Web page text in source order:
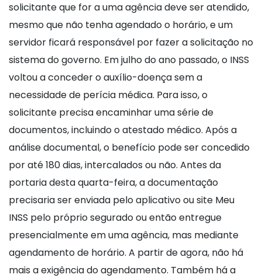
solicitante que for a uma agência deve ser atendido,
mesmo que não tenha agendado o horário, e um
servidor ficará responsável por fazer a solicitação no
sistema do governo. Em julho do ano passado, o INSS
voltou a conceder o auxílio-doença sem a
necessidade de perícia médica. Para isso, o
solicitante precisa encaminhar uma série de
documentos, incluindo o atestado médico. Após a
análise documental, o benefício pode ser concedido
por até 180 dias, intercalados ou não. Antes da
portaria desta quarta-feira, a documentação
precisaria ser enviada pelo aplicativo ou site Meu
INSS pelo próprio segurado ou então entregue
presencialmente em uma agência, mas mediante
agendamento de horário. A partir de agora, não há
mais a exigência do agendamento. Também há a